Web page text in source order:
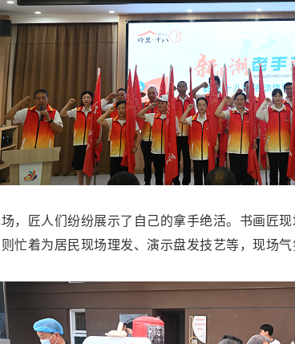
，匠人们纷纷展示了自己的拿手绝活。书画匠
忙着为居民现场理发、演示盘发技艺等，现场气